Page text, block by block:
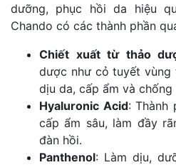
dưỡng, phục hồi da hiệu
Chando có các thành phần
Chiết xuất từ thảo
dược như cỏ tuyết vùng
dịu da, cấp ẩm và
Hyaluronic Acid: Thành
cấp ẩm sâu, làm đầy
đàn hồi.
Panthenol: Làm dịu,